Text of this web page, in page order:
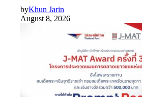
byKhun Jarin
August 8, 2026